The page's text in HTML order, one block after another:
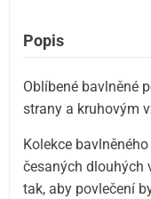
Popis
Oblíbené bavlněné
strany a kruhovým
Kolekce
česaných dlouhých
tak, aby povlečení